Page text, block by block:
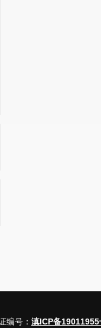
编号： 滇ICP备